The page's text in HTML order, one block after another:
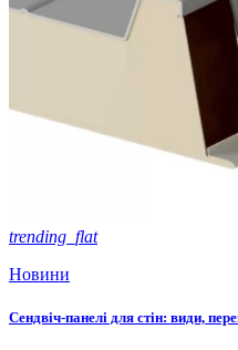
trending_flat
Новини
Сендвіч-панелі для стін: види,